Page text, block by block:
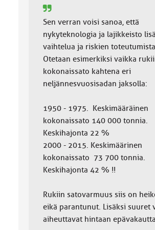
Sen verran voisi sanoa, että
nykyteknologia ja lajikkeisto
vaihtelua ja riskien
Otetaan esimerkiksi vaikka
kokonaissato kahtena eri
neljännesvuosisadan jaksolla:
1950 - 1975. Keskimääräinen
kokonaissato 140 000 tonnia.
Keskihajonta 22 %
2000 - 2015. Keskimäärinen
kokonaissato 73 700 tonnia.
Keskihajonta 42 % !!
Rukiin satovarmuus siis on
eikä parantunut. Lisäksi suuret
aiheuttavat hintaan